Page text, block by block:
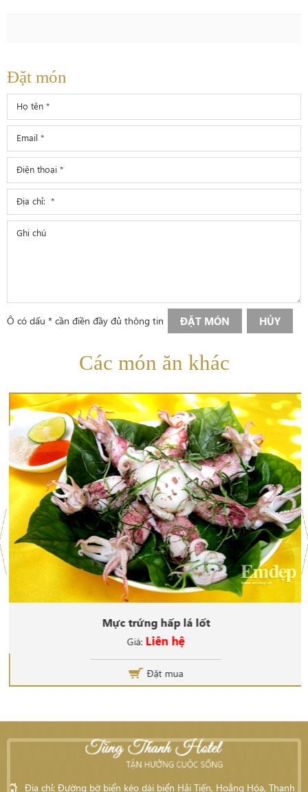
Đặt món
Ô có dấu * cần điền đầy đủ thông tin ĐẶT MÓN HỦY
Các món ăn khác
Mực trứng hấp lá lốt
Giá: Liên hệ
Đặt mua
Địa chỉ: Đường bờ biển kéo dài biển Hải Tiến, Hoằng Hóa, Thanh